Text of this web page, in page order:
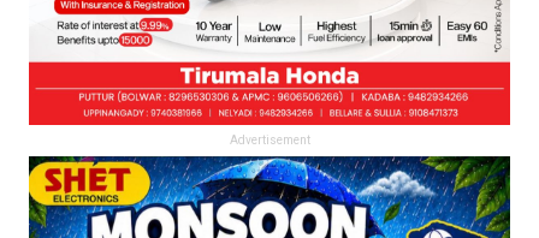
Advertisement